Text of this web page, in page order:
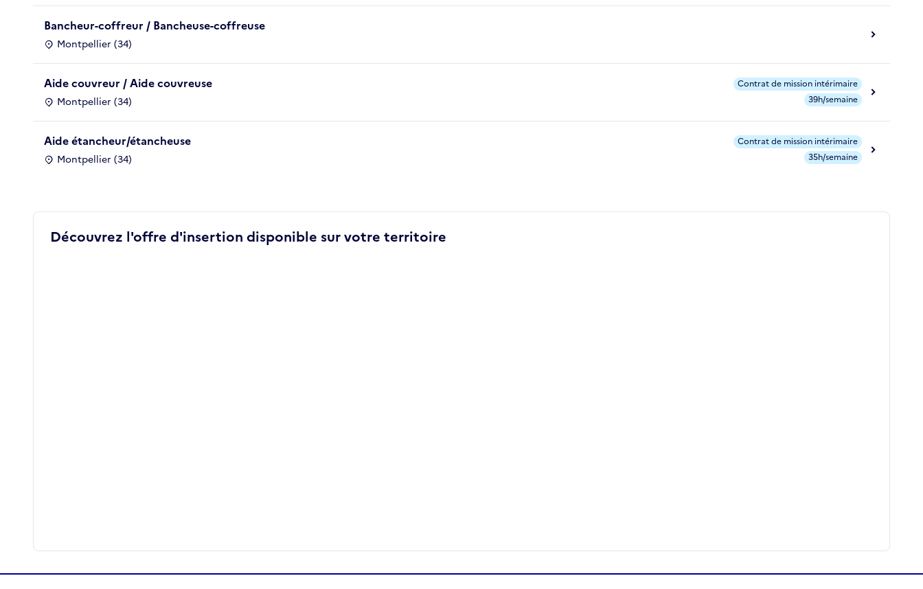
Bancheur-coffreur / Bancheuse-coffreuse
Montpellier (34)
Aide couvreur / Aide couvreuse
Montpellier (34)
Contrat de mission intérimaire
39h/semaine
Aide étancheur/étancheuse
Montpellier (34)
Contrat de mission intérimaire
35h/semaine
Découvrez l'offre d'insertion disponible sur votre territoire